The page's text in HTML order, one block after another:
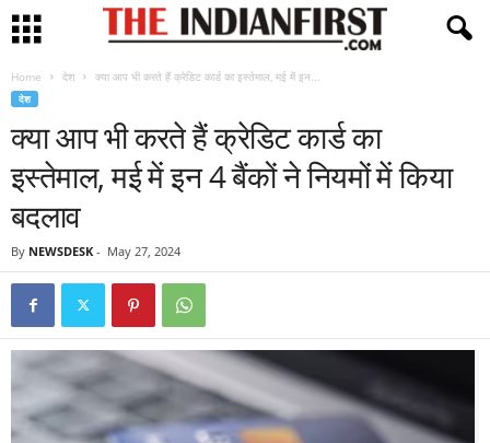
Home देश क्या आप भी करते हैं क्रेडिट कार्ड का इस्तेमाल, मई में इन...
देश
क्या आप भी करते हैं क्रेडिट कार्ड का
इस्तेमाल, मई में इन 4 बैंकों ने नियमों में किया
बदलाव
By NEWSDESK - May 27, 2024